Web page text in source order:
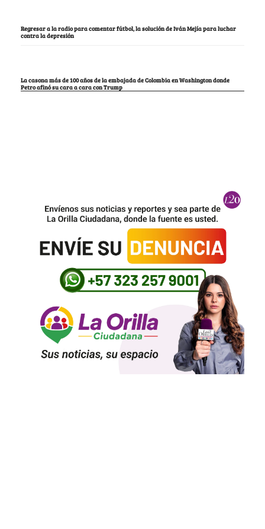
Regresar a la radio para comentar fútbol, la solución de Iván Mejía para luchar
contra la depresión
La casona más de 100 años de la embajada de Colombia en Washington donde
Petro afinó su cara a cara con Trump